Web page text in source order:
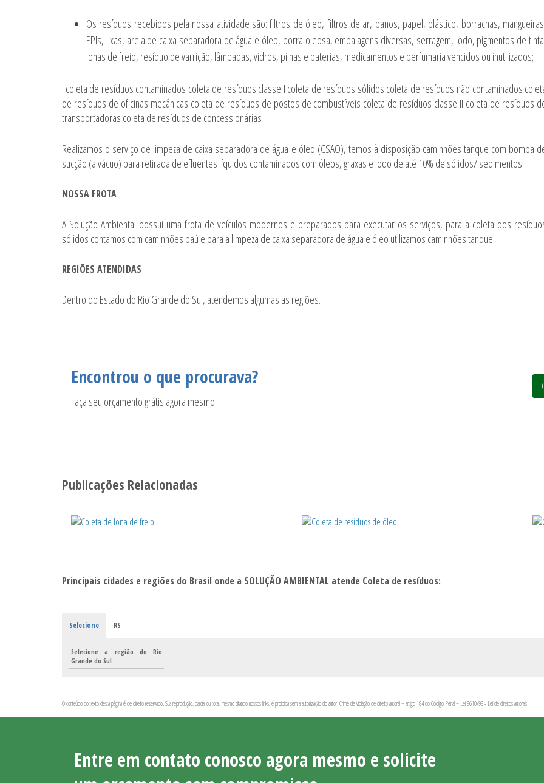
Os resíduos recebidos pela nossa atividade são: filtros de óleo, filtros de ar, panos, papel, plástico, borrachas,
EPIs, lixas, areia de caixa separadora de água e óleo, borra oleosa, embalagens diversas, serragem, lodo, pigmentos de
lonas de freio, resíduo de varrição, lâmpadas, vidros, pilhas e baterias, medicamentos e perfumaria vencidos ou inutilizados;
coleta de resíduos contaminados coleta de resíduos classe I coleta de resíduos sólidos coleta de resíduos não contaminados
de resíduos de oficinas mecânicas coleta de resíduos de postos de combustíveis coleta de resíduos classe II coleta de resíduos
transportadoras coleta de resíduos de concessionárias
Realizamos o serviço de limpeza de caixa separadora de água e óleo (CSAO), temos à disposição caminhões tanque com bomba
sucção (a vácuo) para retirada de efluentes líquidos contaminados com óleos, graxas e lodo de até 10% de sólidos/ sedimentos.
NOSSA FROTA
A Solução Ambiental possui uma frota de veículos modernos e preparados para executar os serviços, para a coleta dos
sólidos contamos com caminhões baú e para a limpeza de caixa separadora de água e óleo utilizamos caminhões tanque.
REGIÕES ATENDIDAS
Dentro do Estado do Rio Grande do Sul, atendemos algumas as regiões.
Encontrou o que procurava?
Faça seu orçamento grátis agora mesmo!
Publicações Relacionadas
Principais cidades e regiões do Brasil onde a SOLUÇÃO AMBIENTAL atende Coleta de resíduos:
Selecione RS
Selecione a região do Rio
Grande do Sul
O conteúdo do texto desta página é de direito reservado. Sua reprodução, parcial ou total, mesmo citando nossos links, é proibida sem a autorização do autor. Crime de violação de direito autoral – artigo 184 do Código Penal – Lei 9610/98 - Lei de direitos autorais.
Entre em contato conosco agora mesmo e solicite